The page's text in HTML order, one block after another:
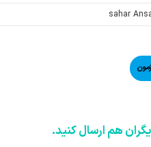
sahar
هم ارسال کنید.